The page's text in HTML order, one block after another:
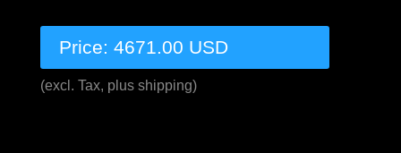
Price: 4671.00 USD
(excl. Tax, plus shipping)